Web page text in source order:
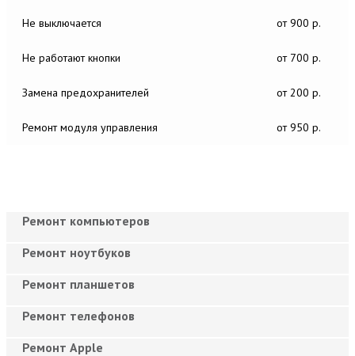
Не выключается от 900 р.
Не работают кнопки от 700 р.
Замена предохранителей от 200 р.
Ремонт модуля управления от 950 р.
Ремонт компьютеров
Ремонт ноутбуков
Ремонт планшетов
Ремонт телефонов
Ремонт Apple